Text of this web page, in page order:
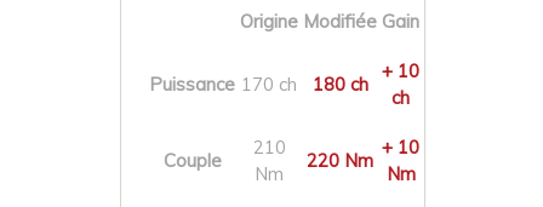
Origine Modifiée Gain
Puissance 170 ch 180 ch
+ 10
ch
Couple
210
Nm
220 Nm
+ 10
Nm